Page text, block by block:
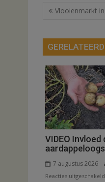
Bericht
Vlooienmarkt
VIDEO
7 augustus 2026
Reacties uitgeschakeld